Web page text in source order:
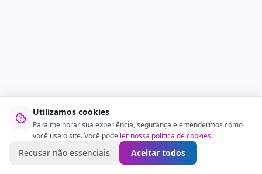
Utilizamos cookies
Para melhorar sua experiência, segurança e entendermos como
você usa o site. Você pode ler nossa política de cookies.
Recusar não essenciais Aceitar todos